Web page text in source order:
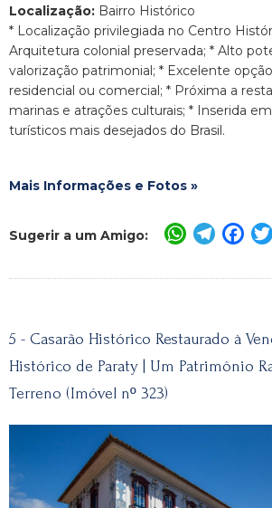
Localização: Bairro Histórico
* Localização privilegiada no Centro
Arquitetura colonial preservada; * Alto
valorização patrimonial; * Excelente
residencial ou comercial; * Próxima a
marinas e atrações culturais; * Inserida
turísticos mais desejados do Brasil.
Mais Informações e Fotos »
Sugerir a um Amigo: WhatsApp
5 - Casarão Histórico Restaurado à
Histórico de Paraty | Um Patrimônio
Terreno (Imóvel nº 323)